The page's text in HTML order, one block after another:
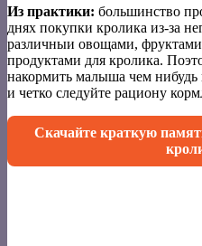
Из практики: большинство
днях покупки кролика из-за
различныи овощами,
продуктами для кролика.
накормить малыша чем нибудь
и четко следуйте рациону
Скачайте краткую